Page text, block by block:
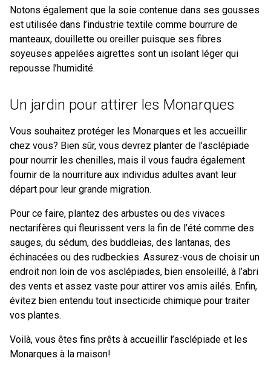
Notons également que la soie contenue dans ses gousses
est utilisée dans l’industrie textile comme bourrure de
manteaux, douillette ou oreiller puisque ses fibres
soyeuses appelées aigrettes sont un isolant léger qui
repousse l’humidité.
Un jardin pour attirer les Monarques
Vous souhaitez protéger les Monarques et les accueillir
chez vous? Bien sûr, vous devrez planter de l’asclépiade
pour nourrir les chenilles, mais il vous faudra également
fournir de la nourriture aux individus adultes avant leur
départ pour leur grande migration.
Pour ce faire, plantez des arbustes ou des vivaces
nectarifères qui fleurissent vers la fin de l’été comme des
sauges, du sédum, des buddleias, des lantanas, des
échinacées ou des rudbeckies. Assurez-vous de choisir un
endroit non loin de vos asclépiades, bien ensoleillé, à l’abri
des vents et assez vaste pour attirer vos amis ailés. Enfin,
évitez bien entendu tout insecticide chimique pour traiter
vos plantes.
Voilà, vous êtes fins prêts à accueillir l’asclépiade et les
Monarques à la maison!